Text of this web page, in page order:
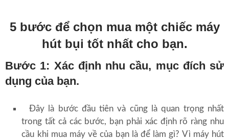
5 bước để chọn mua một chiếc máy
hút bụi tốt nhất cho bạn.
Bước 1: Xác định nhu cầu, mục đích sử
dụng của bạn.
Đây là bước đầu tiên và cũng là quan trọng nhất
trong tất cả các bước, bạn phải xác định rõ ràng nhu
cầu khi mua máy về của bạn là để làm gì? Vì máy hút